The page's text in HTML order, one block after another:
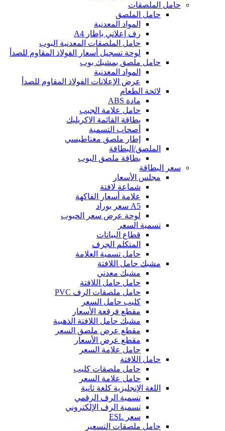
حامل الملصقات
حامل الملصق
المواد المعدنية
رف إعلاني بإطار A4
حامل الملصقات المعدنية البوب
لوحة تسجيل أسعار الفولاذ المقاوم للصدأ
حامل ملصق بمشبك بوب
المواد المعدنية
عرض الإعلانات الفولاذ المقاوم للصدأ
لائحة الطعام
مادة ABS
حامل علامة الجيب
بطاقة القائمة الاكريليك
أصحاب التسمية
إطار ملصق مغناطيسي
الملصق/البطاقة
بطاقة ملصق البوب
سعر البطاقة
مجلس الأسعار
شماعة لافتة
علامة أسعار الفاكهة
A5 سعر بوراد
لوحة عرض سعر الحبوب
تسمية السعر
قطاع البيانات
المتكلم الجرف
حامل تسمية العلامة
مشبك حامل اللافتة
مشبك معدني
حامل حامل اللافتة
حامل ملصقات الرف PVC
كليب حامل السعر
مقطع فرقعة الأسعار
مشبك حامل اللافتة الذهبية
مقطع عرض ملصق السعر
مقطع عرض الأسعار
حامل علامة السعر
حامل اللافتة
حامل ملصقات كليب
حامل علامة السعر
اللغة الإنجليزية كلغة ثانية
تسمية الرف الرقمي
تسمية الرف الإلكتروني
سعر ESL
حامل ملصقات التسعير